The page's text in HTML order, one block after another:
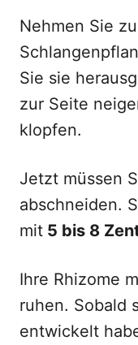
Nehmen Sie
Sie sie
zur Seite
klopfen.
Jetzt müssen
abschneiden.
mit 5 bis 8
Ihre Rhizome
ruhen. Sobald
entwickelt